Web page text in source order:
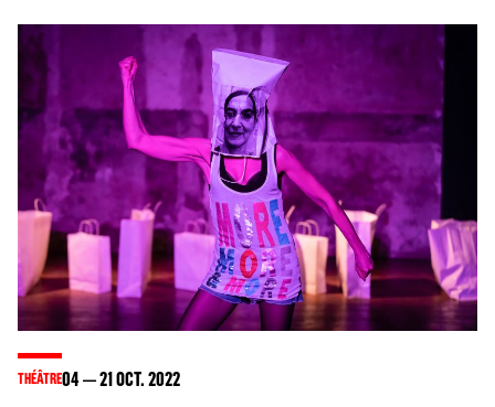
THÉÂTRE04 21OCT. 2022